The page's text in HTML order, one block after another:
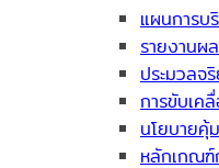
แผนการบ
รายงานผ
ประมวลจ
การขับเค
นโยบายคุ้
หลักเกณฑ์